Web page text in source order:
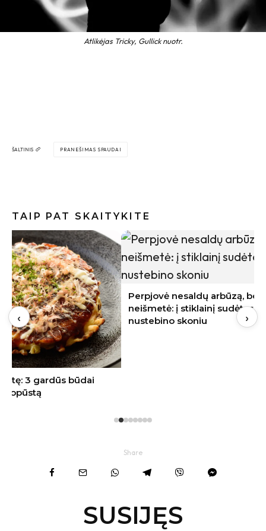
Atlikėjas Tricky, Gullick nuotr.
ŠALTINIS PRANEŠIMAS SPAUDAI
TAIP PAT SKAITYKITE
Perpjovė nesaldų arbūzą, bet jo
neišmetė: į stiklainį sudėtas vaisius
nustebino skoniu
Vilniaus
Sonata
‹ ›
Share
SUSIJĘS